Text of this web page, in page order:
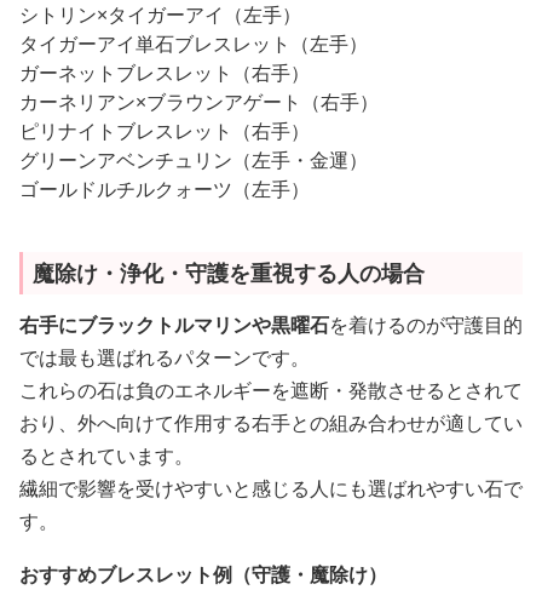
シトリン×タイガーアイ（左手）
タイガーアイ単石ブレスレット（左手）
ガーネットブレスレット（右手）
カーネリアン×ブラウンアゲート（右手）
ピリナイトブレスレット（右手）
グリーンアベンチュリン（左手・金運）
ゴールドルチルクォーツ（左手）
魔除け・浄化・守護を重視する人の場合
右手にブラックトルマリンや黒曜石を着けるのが守護目的
では最も選ばれるパターンです。
これらの石は負のエネルギーを遮断・発散させるとされて
おり、外へ向けて作用する右手との組み合わせが適してい
るとされています。
繊細で影響を受けやすいと感じる人にも選ばれやすい石で
す。
おすすめブレスレット例（守護・魔除け）